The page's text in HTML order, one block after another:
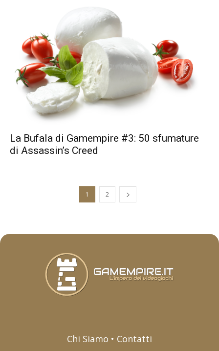
La Bufala di Gamempire #3: 50 sfumature
di Assassin’s Creed
1 2
Chi Siamo • Contatti